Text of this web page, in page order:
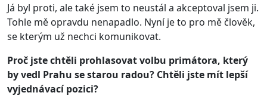
Já byl proti, ale také jsem to neustál a akceptoval jsem ji.
Tohle mě opravdu nenapadlo. Nyní je to pro mě člověk,
se kterým už nechci komunikovat.
Proč jste chtěli prohlasovat volbu primátora, který
by vedl Prahu se starou radou? Chtěli jste mít lepší
vyjednávací pozici?